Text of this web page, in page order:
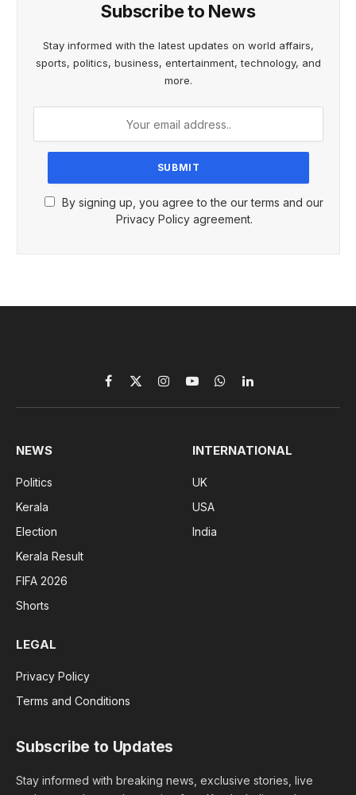
Subscribe to News
Stay informed with the latest updates on world affairs,
sports, politics, business, entertainment, technology, and
more.
By signing up, you agree to the our terms and our
Privacy Policy agreement.
Facebook
X
(Twitter)
InstagramYouTubeWhatsAppLinkedIn
NEWS
Politics
Kerala
Election
Kerala Result
FIFA 2026
Shorts
INTERNATIONAL
UK
USA
India
LEGAL
Privacy Policy
Terms and Conditions
Subscribe to Updates
Stay informed with breaking news, exclusive stories, live